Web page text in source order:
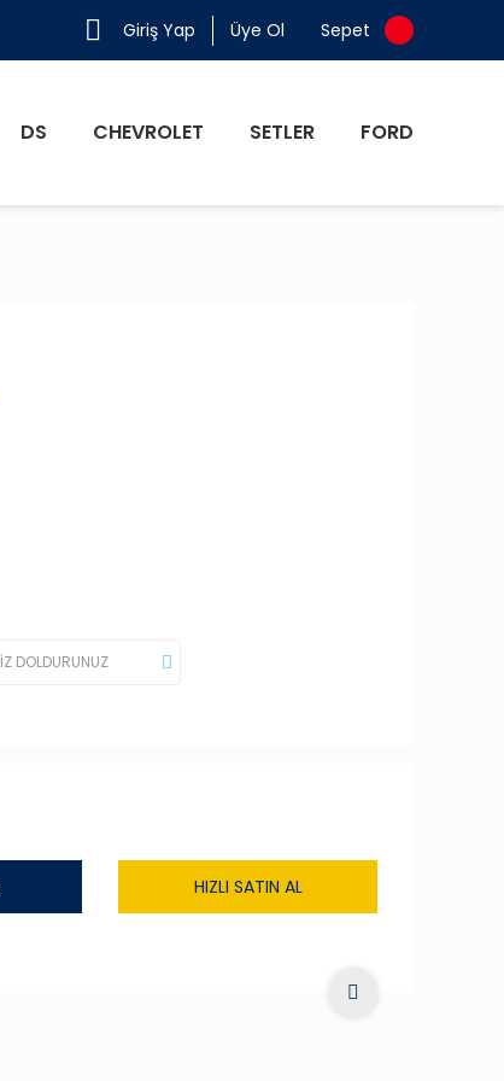
Giriş Yap Üye Ol Sepet
DS CHEVROLET SETLER FORD
HIZLI SATIN AL